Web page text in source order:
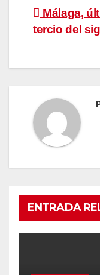
de
Málaga,
tercio del
ENTRADA